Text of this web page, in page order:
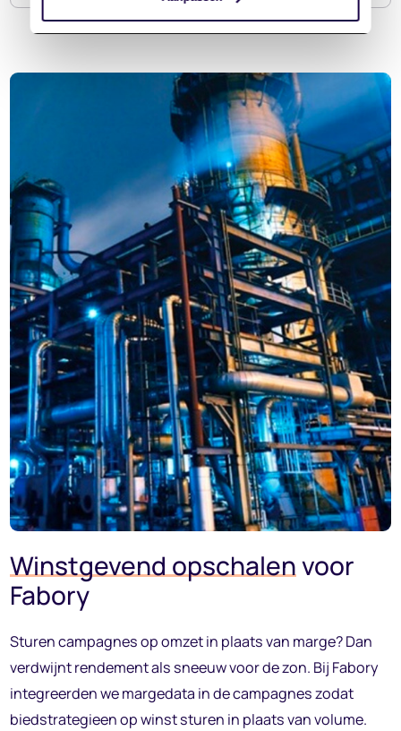
Winstgevend opschalenvoor
Fabory
Sturen campagnes op omzet in plaats van marge? Dan
verdwijnt rendement als sneeuw voor de zon. Bij Fabory
integreerden we margedata in de campagnes zodat
biedstrategieen op winst sturen in plaats van volume.